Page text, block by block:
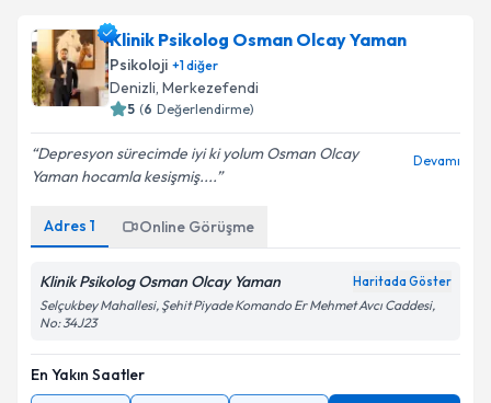
Klinik Psikolog Osman Olcay Yaman
Psikoloji +1diğer
Denizli, Merkezefendi
5 (6 Değerlendirme)
Depresyon sürecimde iyi ki yolum Osman Olcay
Yaman hocamla kesişmiş....
Devamı
Adres 1 Online Görüşme
Klinik Psikolog Osman Olcay Yaman Haritada Göster
Selçukbey Mahallesi, Şehit Piyade Komando Er Mehmet Avcı Caddesi,
No: 34J23
En Yakın Saatler